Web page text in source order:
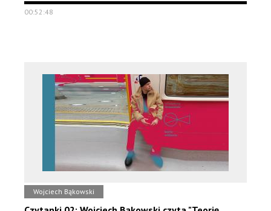
00:52:48
Wojciech Bąkowski